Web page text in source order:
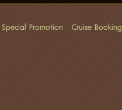
Special Promotion Cruise Booking